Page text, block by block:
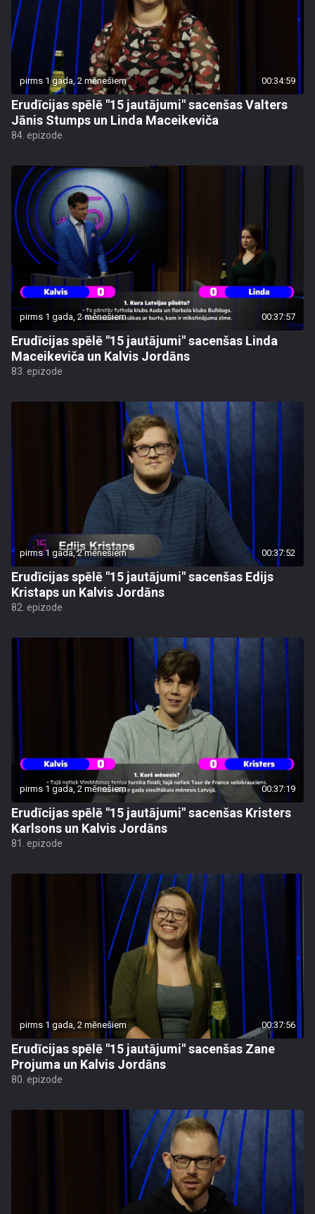
pirms 1 gada, 2 mēnešiem 00:34:59
Erudīcijas spēlē "15 jautājumi" sacenšas Valters
Jānis Stumps un Linda Maceikeviča
84. epizode
pirms 1 gada, 2 mēnešiem 00:37:57
Erudīcijas spēlē "15 jautājumi" sacenšas Linda
Maceikeviča un Kalvis Jordāns
83. epizode
pirms 1 gada, 2 mēnešiem 00:37:52
Erudīcijas spēlē "15 jautājumi" sacenšas Edijs
Kristaps un Kalvis Jordāns
82. epizode
pirms 1 gada, 2 mēnešiem 00:37:19
Erudīcijas spēlē "15 jautājumi" sacenšas Kristers
Karlsons un Kalvis Jordāns
81. epizode
pirms 1 gada, 2 mēnešiem 00:37:56
Erudīcijas spēlē "15 jautājumi" sacenšas Zane
Projuma un Kalvis Jordāns
80. epizode